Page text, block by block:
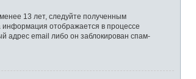
13 лет, следуйте полученным
информация отображается в процессе
адрес email либо он заблокирован спам-